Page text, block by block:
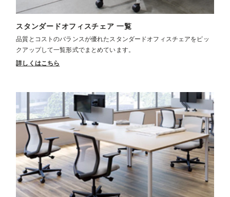
スタンダードオフィスチェア 一覧
品質とコストのバランスが優れたスタンダードオフィスチェアをピッ
クアップして一覧形式でまとめています。
詳しくはこちら